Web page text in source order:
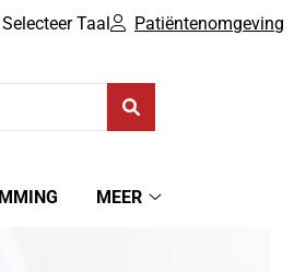
Selecteer Taal Patiëntenomgeving
MEER